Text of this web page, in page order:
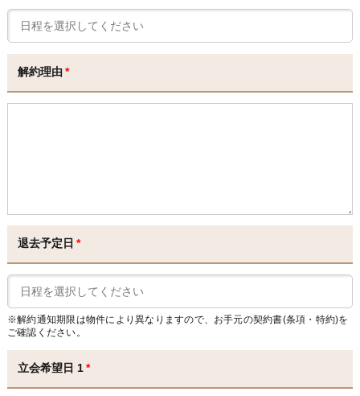
解約理由 *
退去予定日 *
※解約通知期限は物件により異なりますので、お手元の契約書(条項・特約)を
ご確認ください。
立会希望日 1 *